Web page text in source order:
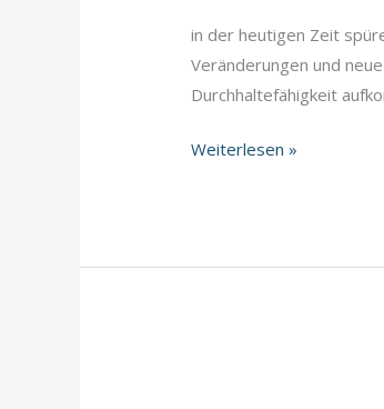
in der heutigen Zeit
Veränderungen und
Durchhaltefähigkeit
Change
ANGEHEN
Weiterlesen »